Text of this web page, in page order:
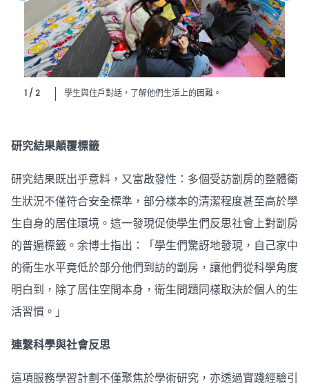
1 / 2 學生與住戶對話，了解他們生活上的困難。
研究結果顛覆標籤
研究結果既出乎意料，又富啟發性：多個受訪劏房的整體衛
生狀況不僅符合安全標準，部分樣本的清潔程度甚至高於學
生自身的居住環境。這一發現促使學生們反思社會上對劏房
的普遍標籤。余博士指出：「學生們驚訝地發現，自己家中
的衛生水平竟低於部分他們到訪的劏房，讓他們從科學角度
明白到，除了居住空間本身，衛生問題同樣取決於個人的生
活習慣。」
連繫科學與社會反思
這項服務學習計劃不僅聚焦於學術研究，亦透過實踐經驗引